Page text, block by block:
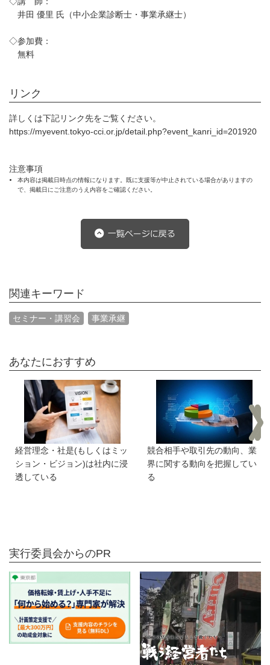
井田 優里 氏（中小企業診断士・事業承継士）
◇参加費：
無料
リンク
詳しくは下記リンク先をご覧ください。
https://myevent.tokyo-cci.or.jp/detail.php?event_kanri_id=201920
注意事項
本内容は掲載日時点の情報になります。既に支援等が中止されている場合がありますの
で、掲載日にご注意のうえ内容をご確認ください。
関連キーワード
セミナー・講習会 事業承継
あなたにおすすめ
経営理念・社是(もしくはミッ
ション・ビジョン)は社内に浸
透している
競合相手や取引先の動向、業
界に関する動向を把握してい
る
実行委員会からのPR